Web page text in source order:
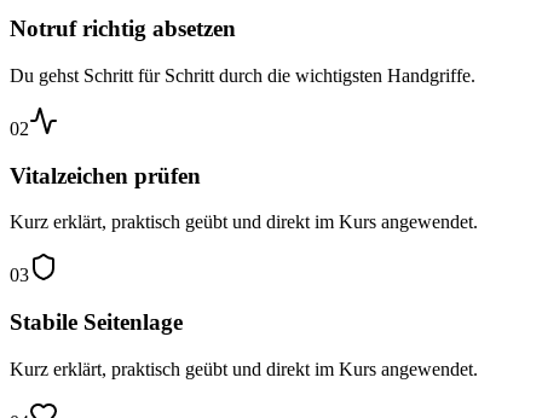
Notruf richtig absetzen
Du gehst Schritt für Schritt durch die wichtigsten Handgriffe.
02
Vitalzeichen prüfen
Kurz erklärt, praktisch geübt und direkt im Kurs angewendet.
03
Stabile Seitenlage
Kurz erklärt, praktisch geübt und direkt im Kurs angewendet.